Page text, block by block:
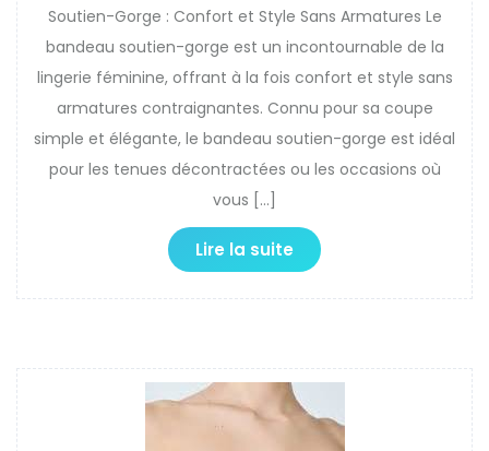
Soutien-Gorge : Confort et Style Sans Armatures Le
bandeau soutien-gorge est un incontournable de la
lingerie féminine, offrant à la fois confort et style sans
armatures contraignantes. Connu pour sa coupe
simple et élégante, le bandeau soutien-gorge est idéal
pour les tenues décontractées ou les occasions où
vous […]
Lire la suite